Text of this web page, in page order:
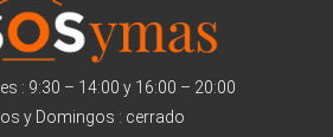
: 9:30 – 14:00 y 16:00 – 20:00
y Domingos : cerrado